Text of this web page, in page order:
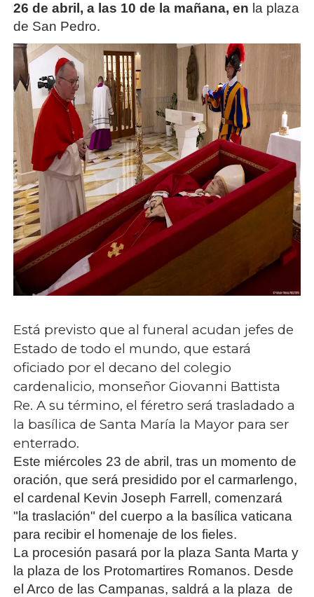
26 de abril, a las 10 de la mañana, en la plaza
de San Pedro.
Está previsto que al funeral acudan jefes de
Estado de todo el mundo, que estará
oficiado por el decano del colegio
cardenalicio, monseñor Giovanni Battista
Re. A su término, el féretro será trasladado a
la basílica de Santa María la Mayor para ser
enterrado.
Este miércoles 23 de abril, tras un momento de
oración, que será presidido por el carmarlengo,
el cardenal Kevin Joseph Farrell, comenzará
"la traslación" del cuerpo a la basílica vaticana
para recibir el homenaje de los fieles.
La procesión pasará por la plaza Santa Marta y
la plaza de los Protomartires Romanos. Desde
el Arco de las Campanas, saldrá a la plaza de